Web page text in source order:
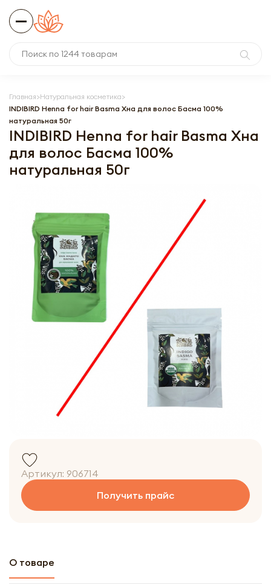
Главная Натуральная косметика
INDIBIRD Henna for hair Basma Хна для волос Басма 100%
натуральная 50г
INDIBIRD Henna for hair Basma Хна
для волос Басма 100%
натуральная 50г
Артикул: 906714
Получить прайс
О товаре